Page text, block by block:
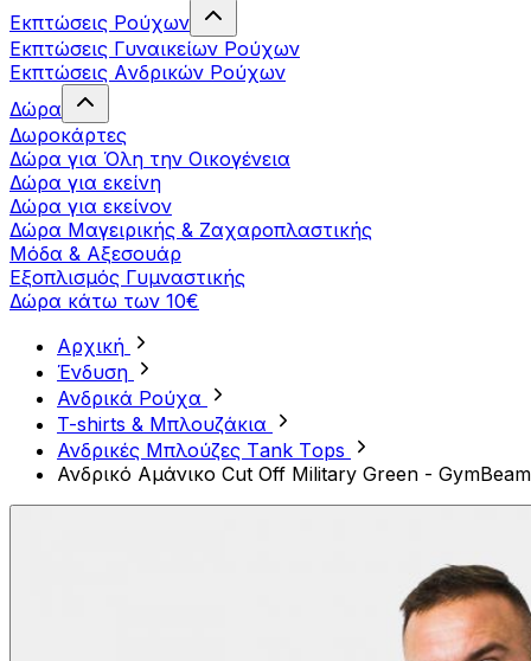
Εκπτώσεις Ρούχων
Εκπτώσεις Γυναικείων Ρούχων
Εκπτώσεις Aνδρικών Ρούχων
Δώρα
Δωροκάρτες
Δώρα για Όλη την Οικογένεια
Δώρα για εκείνη
Δώρα για εκείνον
Δώρα Μαγειρικής & Ζαχαροπλαστικής
Μόδα & Αξεσουάρ
Εξοπλισμός Γυμναστικής
Δώρα κάτω των 10€
Αρχική
Ένδυση
Ανδρικά Ρούχα
T-shirts & Μπλουζάκια
Ανδρικές Mπλούζες Τank Τops
Ανδρικό Αμάνικο Cut Off Military Green - GymBeam